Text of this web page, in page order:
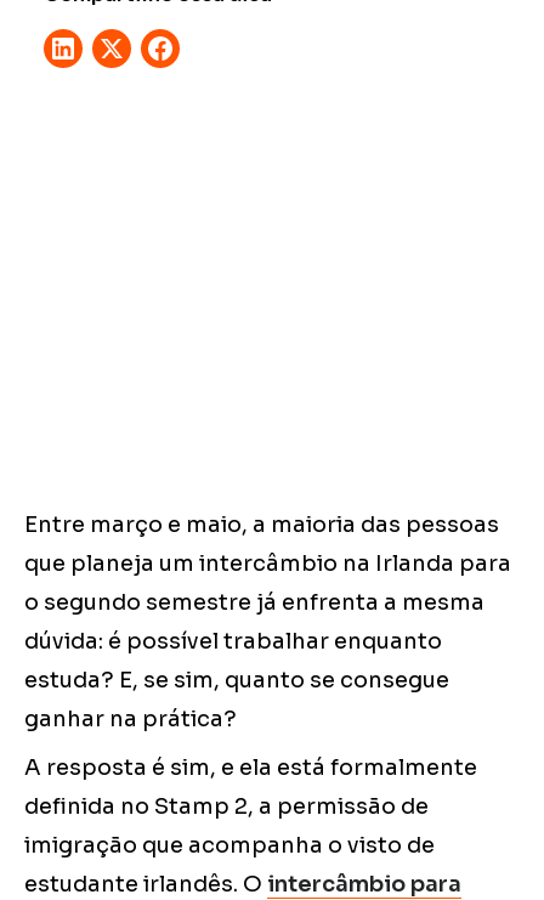
Entre março e maio, a maioria das pessoas
que planeja um intercâmbio na Irlanda para
o segundo semestre já enfrenta a mesma
dúvida: é possível trabalhar enquanto
estuda? E, se sim, quanto se consegue
ganhar na prática?
A resposta é sim, e ela está formalmente
definida no Stamp 2, a permissão de
imigração que acompanha o visto de
estudante irlandês. O intercâmbio para